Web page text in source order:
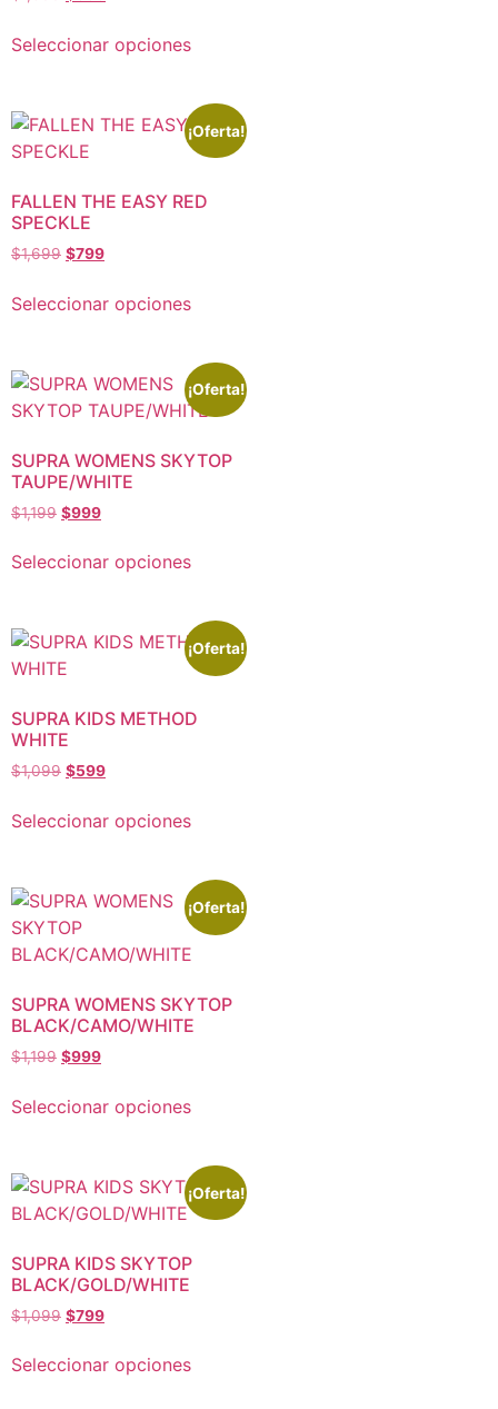
Seleccionar opciones
¡Oferta!
FALLEN THE EASY RED
SPECKLE
$1,699 $799
Seleccionar opciones
¡Oferta!
SUPRA WOMENS SKYTOP
TAUPE/WHITE
$1,199 $999
Seleccionar opciones
¡Oferta!
SUPRA KIDS METHOD
WHITE
$1,099 $599
Seleccionar opciones
¡Oferta!
SUPRA WOMENS SKYTOP
BLACK/CAMO/WHITE
$1,199 $999
Seleccionar opciones
¡Oferta!
SUPRA KIDS SKYTOP
BLACK/GOLD/WHITE
$1,099 $799
Seleccionar opciones